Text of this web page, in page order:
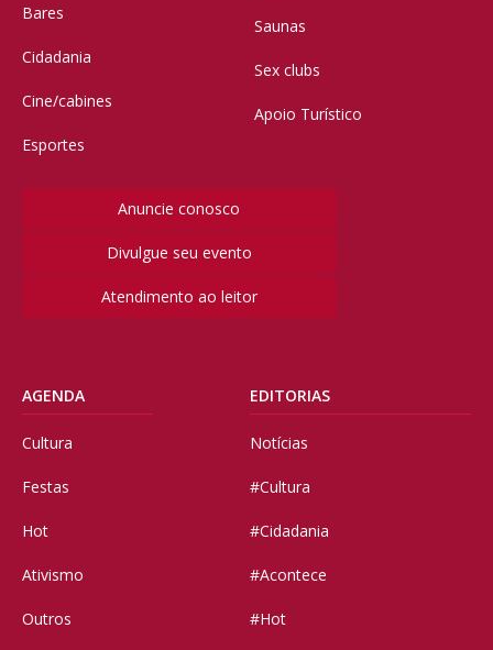
Bares
Cidadania
Cine/cabines
Esportes
Saunas
Sex clubs
Apoio Turístico
Anuncie conosco
Divulgue seu evento
Atendimento ao leitor
AGENDA
Cultura
Festas
Hot
Ativismo
Outros
EDITORIAS
Notícias
#Cultura
#Cidadania
#Acontece
#Hot